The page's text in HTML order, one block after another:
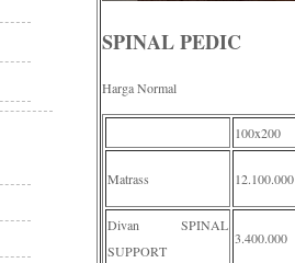
SPINAL PEDIC
Harga Normal
100x200
Matrass 12.100.000
Divan SPINAL
SUPPORT
3.400.000